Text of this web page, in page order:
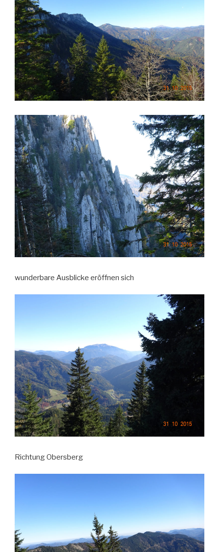
wunderbare Ausblicke eröffnen sich
Richtung Obersberg